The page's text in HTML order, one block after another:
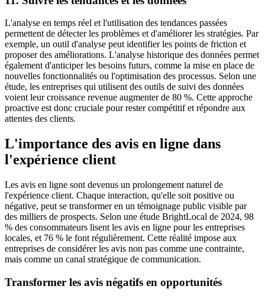
L'analyse en temps réel et l'utilisation des tendances passées
permettent de détecter les problèmes et d'améliorer les stratégies. Par
exemple, un outil d'analyse peut identifier les points de friction et
proposer des améliorations. L'analyse historique des données permet
également d'anticiper les besoins futurs, comme la mise en place de
nouvelles fonctionnalités ou l'optimisation des processus. Selon une
étude, les entreprises qui utilisent des outils de suivi des données
voient leur croissance revenue augmenter de 80 %. Cette approche
proactive est donc cruciale pour rester compétitif et répondre aux
attentes des clients.
L'importance des avis en ligne dans
l'expérience client
Les avis en ligne sont devenus un prolongement naturel de
l'expérience client. Chaque interaction, qu'elle soit positive ou
négative, peut se transformer en un témoignage public visible par
des milliers de prospects. Selon une étude BrightLocal de 2024, 98
% des consommateurs lisent les avis en ligne pour les entreprises
locales, et 76 % le font régulièrement. Cette réalité impose aux
entreprises de considérer les avis non pas comme une contrainte,
mais comme un canal stratégique de communication.
Transformer les avis négatifs en opportunités